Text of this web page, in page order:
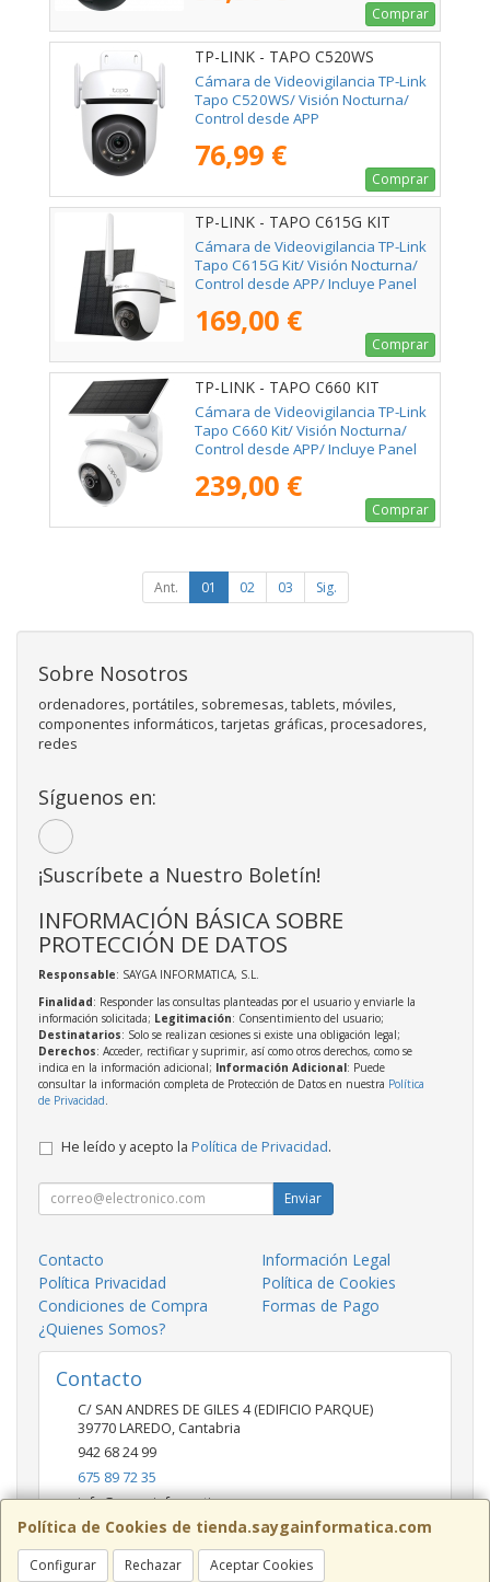
Comprar
TP-LINK - TAPO C520WS
Cámara de Videovigilancia TP-Link
Tapo C520WS/ Visión Nocturna/
Control desde APP
76,99 €
Comprar
TP-LINK - TAPO C615G KIT
Cámara de Videovigilancia TP-Link
Tapo C615G Kit/ Visión Nocturna/
Control desde APP/ Incluye Panel
169,00 €
Comprar
TP-LINK - TAPO C660 KIT
Cámara de Videovigilancia TP-Link
Tapo C660 Kit/ Visión Nocturna/
Control desde APP/ Incluye Panel
239,00 €
Comprar
Ant. 01 02 03 Sig.
Política de Cookies de tienda.saygainformatica.com
Configurar Rechazar Aceptar Cookies
Sobre Nosotros
ordenadores, portátiles, sobremesas, tablets, móviles,
componentes informáticos, tarjetas gráficas, procesadores,
redes
Síguenos en:
¡Suscríbete a Nuestro Boletín!
INFORMACIÓN BÁSICA SOBRE
PROTECCIÓN DE DATOS
Responsable: SAYGA INFORMATICA, S.L.
Finalidad: Responder las consultas planteadas por el usuario y enviarle la
información solicitada; Legitimación: Consentimiento del usuario;
Destinatarios: Solo se realizan cesiones si existe una obligación legal;
Derechos: Acceder, rectificar y suprimir, así como otros derechos, como se
indica en la información adicional; Información Adicional: Puede
consultar la información completa de Protección de Datos en nuestra Política
de Privacidad.
He leído y acepto la Política de Privacidad.
Enviar
Contacto
Información Legal
Política Privacidad
Política de Cookies
Condiciones de Compra
Formas de Pago
¿Quienes Somos?
Contacto
C/ SAN ANDRES DE GILES 4 (EDIFICIO PARQUE)
39770LAREDO, Cantabria
942 68 24 99
675 89 72 35
info@saygainformatica.com
Horario